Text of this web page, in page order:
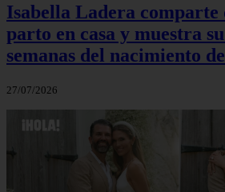
Isabella Ladera comparte
parto en casa y muestra
semanas del nacimiento
27/07/2026